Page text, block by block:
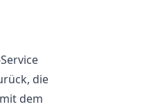
die
dem